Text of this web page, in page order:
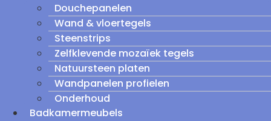
Douchepanelen
Wand & vloertegels
Steenstrips
Zelfklevende mozaïek tegels
Natuursteen platen
Wandpanelen profielen
Onderhoud
Badkamermeubels